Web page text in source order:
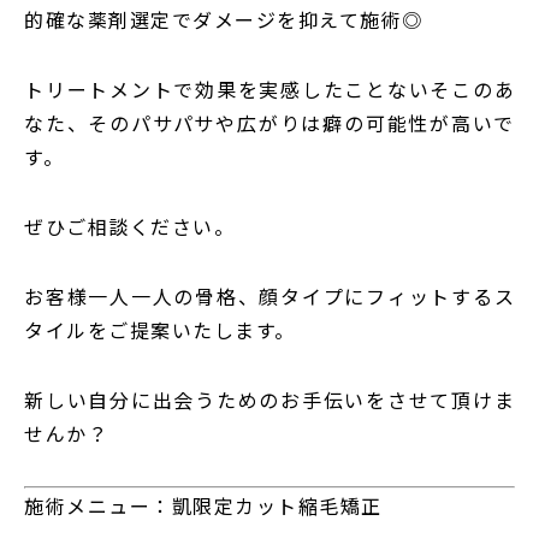
的確な薬剤選定でダメージを抑えて施術◎
トリートメントで効果を実感したことないそこのあ
なた、そのパサパサや広がりは癖の可能性が高いで
す。
ぜひご相談ください。
お客様一人一人の骨格、顔タイプにフィットするス
タイルをご提案いたします。
新しい自分に出会うためのお手伝いをさせて頂けま
せんか？
施術メニュー：凱限定カット縮毛矯正